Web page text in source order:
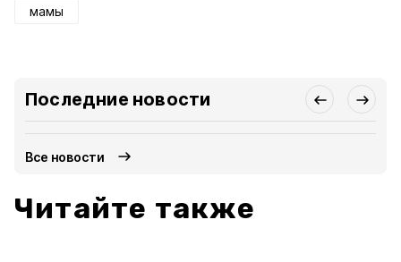
мамы
Последние новости
Все новости
Читайте также